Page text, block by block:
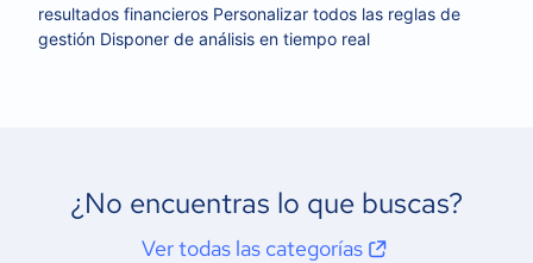
resultados financieros Personalizar todos las reglas de
gestión Disponer de análisis en tiempo real
¿No encuentras lo que buscas?
Ver todas las categorías